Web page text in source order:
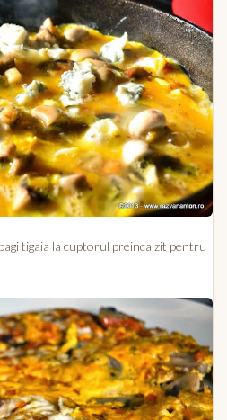
tigaia la cuptorul preincalzit pentru